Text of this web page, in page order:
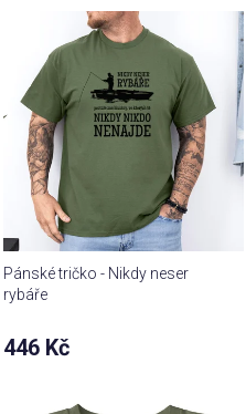
Pánské tričko - Nikdy neser
rybáře
446 Kč